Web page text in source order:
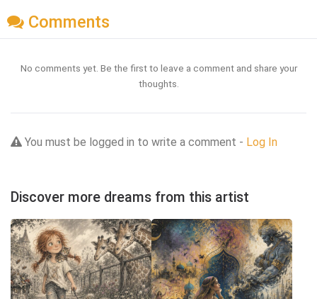
Comments
No comments yet. Be the first to leave a comment and share your
thoughts.
You must be logged in to write a comment - Log In
Discover more dreams from this artist